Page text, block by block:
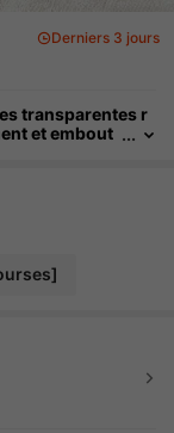
Derniers 3 jours
transparentes r
et embout